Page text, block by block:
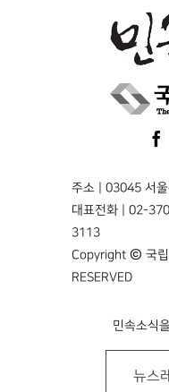
주소 | 03045 서
대표전화 | 02-
3113
Copyright © 국립
RESERVED
민속소식
뉴스